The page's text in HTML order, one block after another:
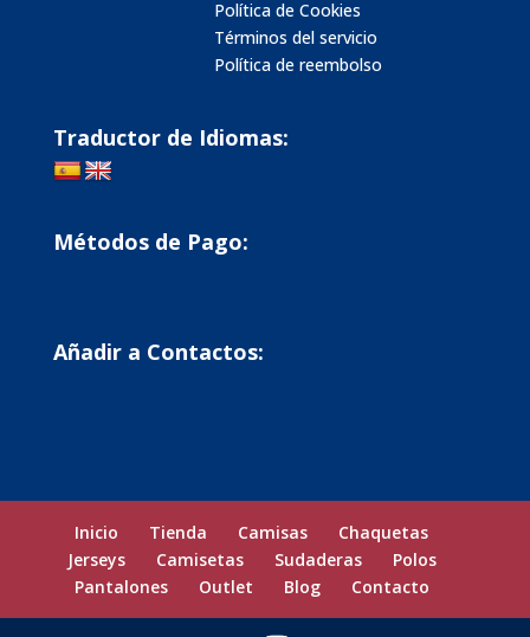
Política de Cookies
Términos del servicio
Política de reembolso
Traductor de Idiomas:
Métodos de Pago:
Añadir a Contactos:
Inicio Tienda Camisas
Chaquetas
Jerseys
Camisetas Sudaderas
Polos
Pantalones
Outlet Blog Contacto